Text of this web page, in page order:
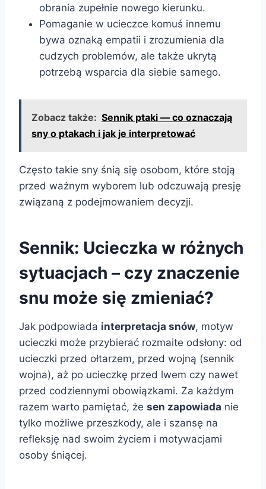
obrania zupełnie nowego kierunku.
Pomaganie w ucieczce komuś innemu
bywa oznaką empatii i zrozumienia dla
cudzych problemów, ale także ukrytą
potrzebą wsparcia dla siebie samego.
Zobacz także: Sennik ptaki — co oznaczają
sny o ptakach i jak je interpretować
Często takie sny śnią się osobom, które stoją
przed ważnym wyborem lub odczuwają presję
związaną z podejmowaniem decyzji.
Sennik: Ucieczka w różnych
sytuacjach – czy znaczenie
snu może się zmieniać?
Jak podpowiada interpretacja snów, motyw
ucieczki może przybierać rozmaite odsłony: od
ucieczki przed ołtarzem, przed wojną (sennik
wojna), aż po ucieczkę przed lwem czy nawet
przed codziennymi obowiązkami. Za każdym
razem warto pamiętać, że sen zapowiada nie
tylko możliwe przeszkody, ale i szansę na
refleksję nad swoim życiem i motywacjami
osoby śniącej.